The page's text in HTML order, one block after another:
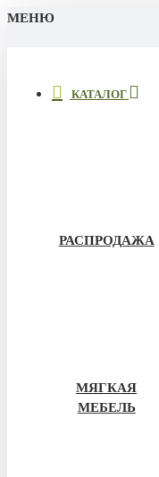
МЕНЮ
КАТАЛОГ
РАСПРОДАЖА
МЯГКАЯ
МЕБЕЛЬ